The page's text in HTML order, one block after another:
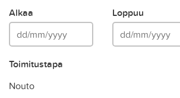
Alkaa Loppuu
Toimitustapa
Nouto